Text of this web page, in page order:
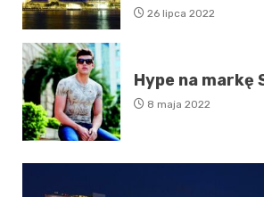
26 lipca 2022
Hype na markę
8 maja 2022